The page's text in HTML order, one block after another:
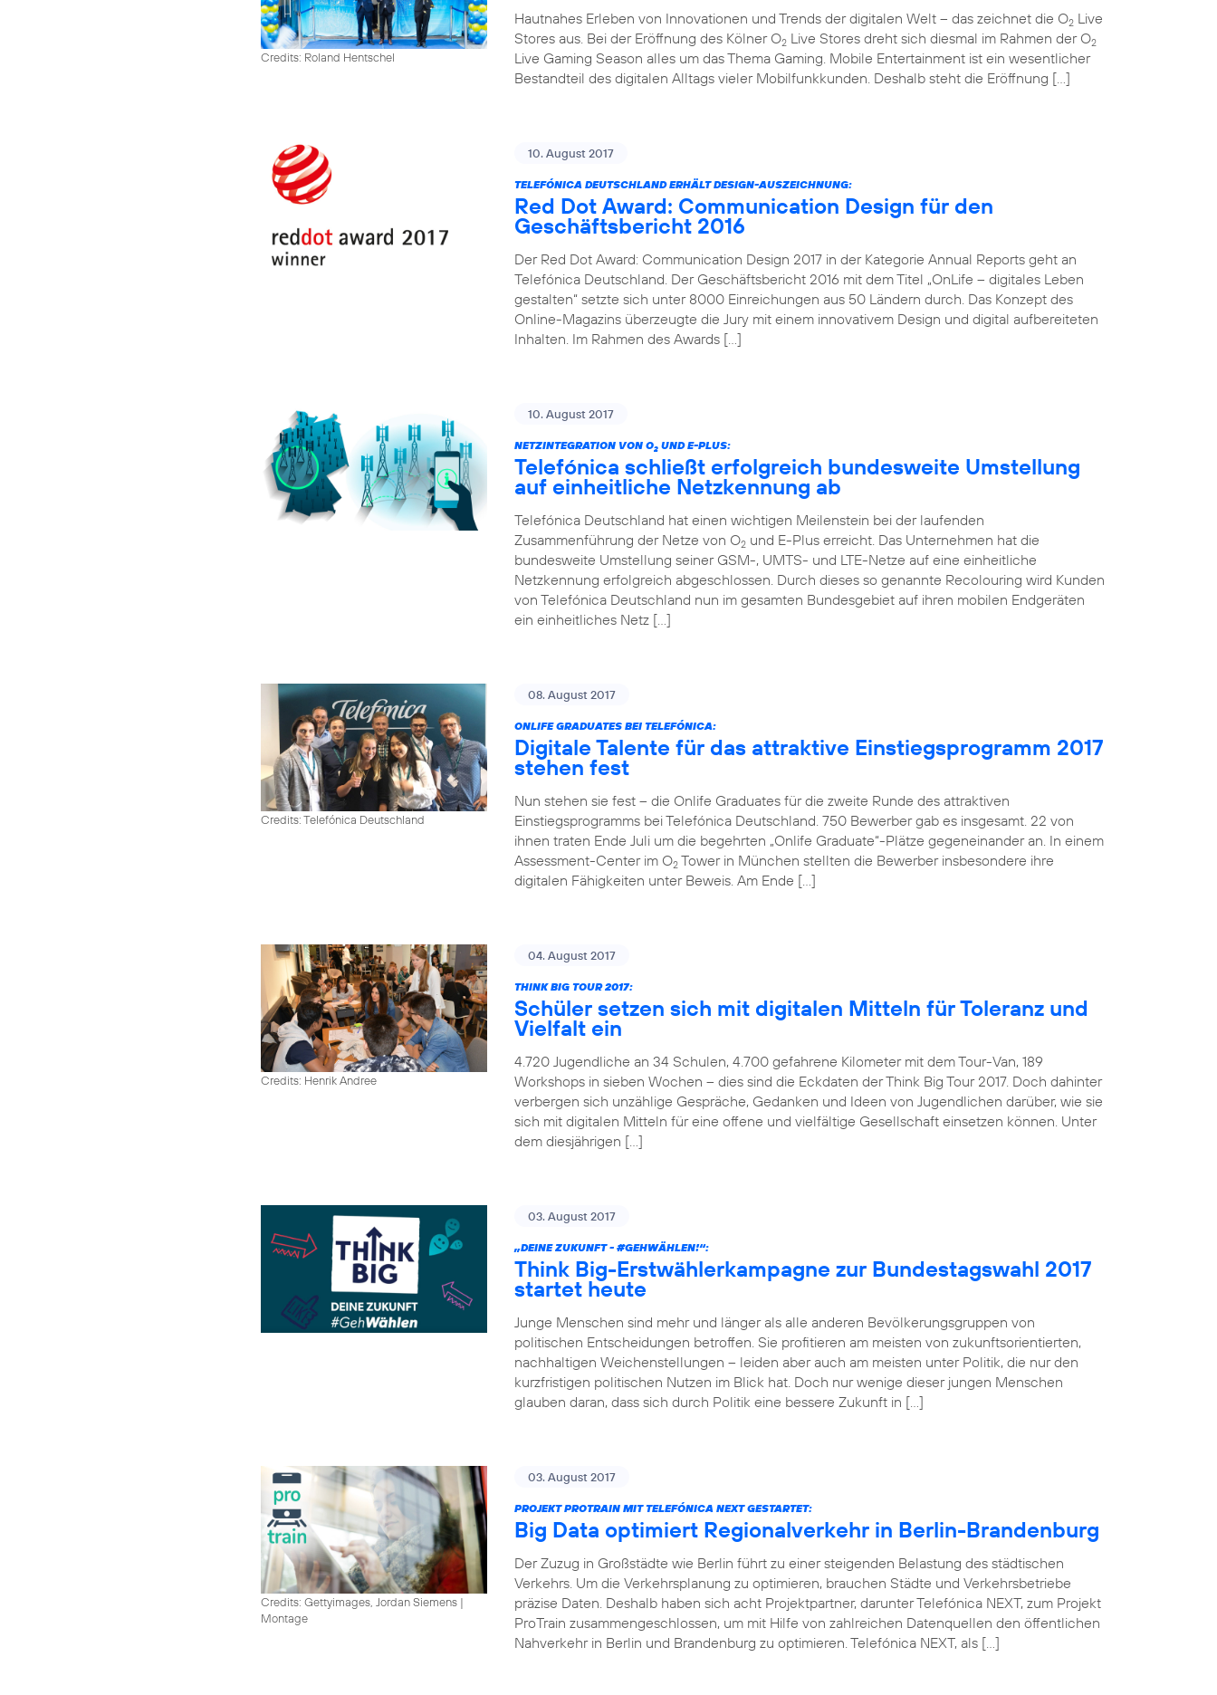
Credits: Roland Hentschel
Hautnahes Erleben von Innovationen und Trends der digitalen Welt – das zeichnet die O2 Live
Stores aus. Bei der Eröffnung des Kölner O2 Live Stores dreht sich diesmal im Rahmen der O2
Live Gaming Season alles um das Thema Gaming. Mobile Entertainment ist ein wesentlicher
Bestandteil des digitalen Alltags vieler Mobilfunkkunden. Deshalb steht die Eröffnung […]
10. August 2017
TELEFÓNICA DEUTSCHLAND ERHÄLT DESIGN-AUSZEICHNUNG:
Red Dot Award: Communication Design für den
Geschäftsbericht 2016
Der Red Dot Award: Communication Design 2017 in der Kategorie Annual Reports geht an
Telefónica Deutschland. Der Geschäftsbericht 2016 mit dem Titel „OnLife – digitales Leben
gestalten“ setzte sich unter 8000 Einreichungen aus 50 Ländern durch. Das Konzept des
Online-Magazins überzeugte die Jury mit einem innovativem Design und digital aufbereiteten
Inhalten. Im Rahmen des Awards […]
10. August 2017
NETZINTEGRATION VON O2 UND E-PLUS:
Telefónica schließt erfolgreich bundesweite Umstellung
auf einheitliche Netzkennung ab
Telefónica Deutschland hat einen wichtigen Meilenstein bei der laufenden
Zusammenführung der Netze von O2 und E-Plus erreicht. Das Unternehmen hat die
bundesweite Umstellung seiner GSM-, UMTS- und LTE-Netze auf eine einheitliche
Netzkennung erfolgreich abgeschlossen. Durch dieses so genannte Recolouring wird Kunden
von Telefónica Deutschland nun im gesamten Bundesgebiet auf ihren mobilen Endgeräten
ein einheitliches Netz […]
Credits: Telefónica Deutschland
08. August 2017
ONLIFE GRADUATES BEI TELEFÓNICA:
Digitale Talente für das attraktive Einstiegsprogramm 2017
stehen fest
Nun stehen sie fest – die Onlife Graduates für die zweite Runde des attraktiven
Einstiegsprogramms bei Telefónica Deutschland. 750 Bewerber gab es insgesamt. 22 von
ihnen traten Ende Juli um die begehrten „Onlife Graduate“-Plätze gegeneinander an. In einem
Assessment-Center im O2 Tower in München stellten die Bewerber insbesondere ihre
digitalen Fähigkeiten unter Beweis. Am Ende […]
Credits: Henrik Andree
04. August 2017
THINK BIG TOUR 2017:
Schüler setzen sich mit digitalen Mitteln für Toleranz und
Vielfalt ein
4.720 Jugendliche an 34 Schulen, 4.700 gefahrene Kilometer mit dem Tour-Van, 189
Workshops in sieben Wochen – dies sind die Eckdaten der Think Big Tour 2017. Doch dahinter
verbergen sich unzählige Gespräche, Gedanken und Ideen von Jugendlichen darüber, wie sie
sich mit digitalen Mitteln für eine offene und vielfältige Gesellschaft einsetzen können. Unter
dem diesjährigen […]
03. August 2017
„DEINE ZUKUNFT - #GEHWÄHLEN!“:
Think Big-Erstwählerkampagne zur Bundestagswahl 2017
startet heute
Junge Menschen sind mehr und länger als alle anderen Bevölkerungsgruppen von
politischen Entscheidungen betroffen. Sie profitieren am meisten von zukunftsorientierten,
nachhaltigen Weichenstellungen – leiden aber auch am meisten unter Politik, die nur den
kurzfristigen politischen Nutzen im Blick hat. Doch nur wenige dieser jungen Menschen
glauben daran, dass sich durch Politik eine bessere Zukunft in […]
Credits: Gettyimages, Jordan Siemens |
Montage
03. August 2017
PROJEKT PROTRAIN MIT TELEFÓNICA NEXT GESTARTET:
Big Data optimiert Regionalverkehr in Berlin-Brandenburg
Der Zuzug in Großstädte wie Berlin führt zu einer steigenden Belastung des städtischen
Verkehrs. Um die Verkehrsplanung zu optimieren, brauchen Städte und Verkehrsbetriebe
präzise Daten. Deshalb haben sich acht Projektpartner, darunter Telefónica NEXT, zum Projekt
ProTrain zusammengeschlossen, um mit Hilfe von zahlreichen Datenquellen den öffentlichen
Nahverkehr in Berlin und Brandenburg zu optimieren. Telefónica NEXT, als […]